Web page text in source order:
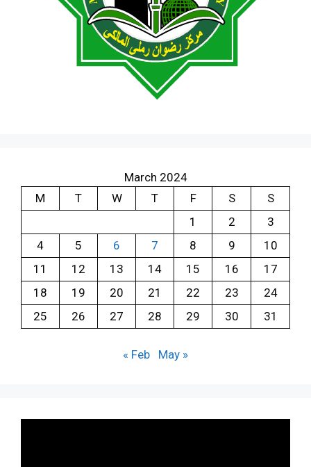
March 2024
M
T W T F S
S
1
2
3
4
5 6 7 8 9
10
11
12 13 14 15 16
17
18
19 20 21 22 23
24
25
26 27 28 29 30 31
« Feb May »